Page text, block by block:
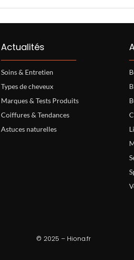
Actualités
Soins & Entretien
Types de cheveux
Marques & Tests Produits
Coiffures & Tendances
Astuces naturelles
© 2025 – Hiona.fr